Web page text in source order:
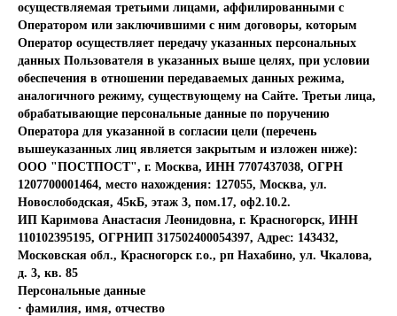
осуществляемая третьими лицами, аффилированными с
Оператором или заключившими с ним договоры, которым
Оператор осуществляет передачу указанных персональных
данных Пользователя в указанных выше целях, при условии
обеспечения в отношении передаваемых данных режима,
аналогичного режиму, существующему на Сайте. Третьи лица,
обрабатывающие персональные данные по поручению
Оператора для указанной в согласии цели (перечень
вышеуказанных лиц является закрытым и изложен ниже):
ООО "ПОСТПОСТ", г. Москва, ИНН 7707437038, ОГРН
1207700001464, место нахождения: 127055, Москва, ул.
Новослободская, 45кБ, этаж 3, пом.17, оф2.10.2.
ИП Каримова Анастасия Леонидовна, г. Красногорск, ИНН
110102395195, ОГРНИП 317502400054397, Адрес: 143432,
Московская обл., Красногорск г.о., рп Нахабино, ул. Чкалова,
д. 3, кв. 85
Персональные данные
· фамилия, имя, отчество